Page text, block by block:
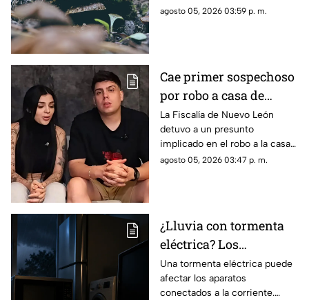
Sebastián del Oeste; una de
agosto 05, 2026 03:59 p. m.
Cae primer sospechoso
por robo a casa de
Karely Ruiz
La Fiscalía de Nuevo León
detuvo a un presunto
implicado en el robo a la casa
de Karely Ruiz. Las huellas
agosto 05, 2026 03:47 p. m.
¿Lluvia con tormenta
eléctrica? Los
dispositivos que es
mejor desenchufar
Una tormenta eléctrica puede
afectar los aparatos
conectados a la corriente.